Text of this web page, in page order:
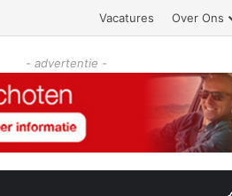
Vacatures Over Ons
- advertentie -